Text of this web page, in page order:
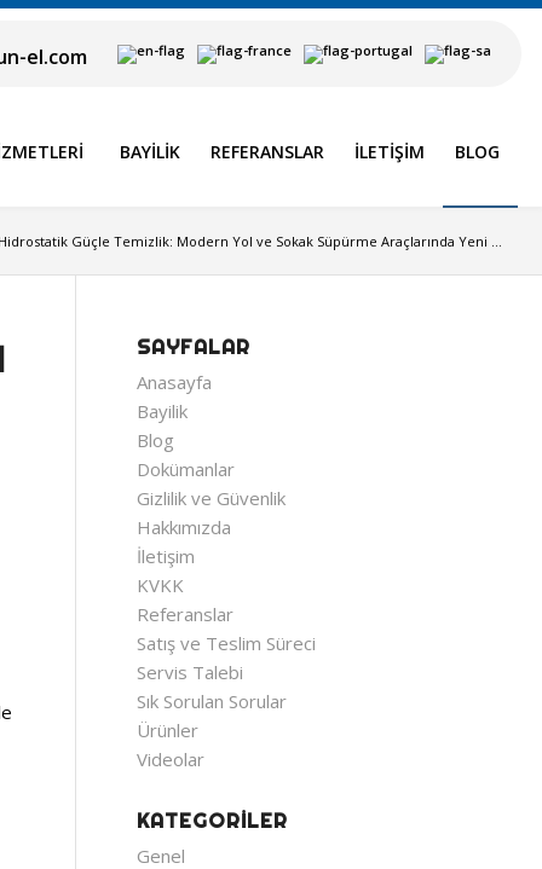
el.com
BAYILIK REFERANSLAR İLETIŞIM BLOG
Hidrostatik Güçle Temizlik: Modern Yol ve Sokak Süpürme Araçlarında Yeni ...
SAYFALAR
Anasayfa
Bayilik
Blog
Dokümanlar
Gizlilik ve Güvenlik
Hakkımızda
İletişim
KVKK
Referanslar
Satış ve Teslim Süreci
Servis Talebi
Sık Sorulan Sorular
Ürünler
Videolar
KATEGORILER
Genel